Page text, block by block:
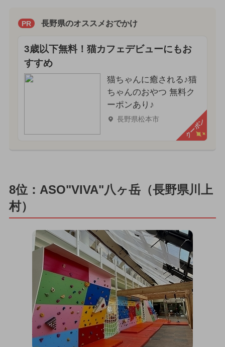
PR 長野県のオススメおでかけ
3歳以下無料！猫カフェデビューにもお
すすめ
猫ちゃんに癒される♪猫
ちゃんのおやつ 無料ク
ーポンあり♪
長野県松本市 クーポン
8位：ASO"VIVA"八ヶ岳（長野県川上
村）